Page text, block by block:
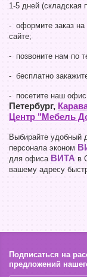
1-5 дней (складская
- оформите заказ
сайте;
- позвоните нам по
- бесплатно
- посетите наш
Петербург,
Центр "Мебель
Выбирайте удобный
персонала эконом
для офиса ВИТА в
вашему адресу
Подписаться на
предложений